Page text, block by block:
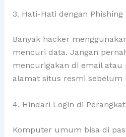
3. Hati-Hati dengan Phishing
Banyak hacker
mencuri data. Jangan
mencurigakan di email atau
alamat situs resmi sebelum
4. Hindari Login di
Komputer umum bisa di